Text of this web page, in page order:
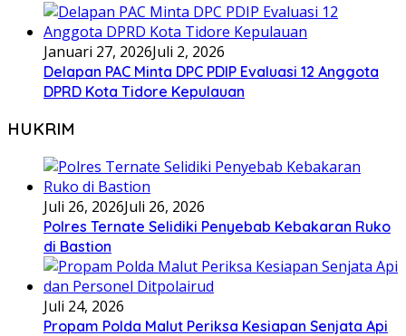
Januari 27, 2026Juli 2, 2026
Delapan PAC Minta DPC PDIP Evaluasi 12 Anggota
DPRD Kota Tidore Kepulauan
HUKRIM
Juli 26, 2026Juli 26, 2026
Polres Ternate Selidiki Penyebab Kebakaran Ruko
di Bastion
Juli 24, 2026
Propam Polda Malut Periksa Kesiapan Senjata Api